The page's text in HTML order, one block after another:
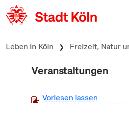
zum Inhalt springen
Leben in Köln Freizeit, Natur
Veranstaltungen
Vorlesen lassen